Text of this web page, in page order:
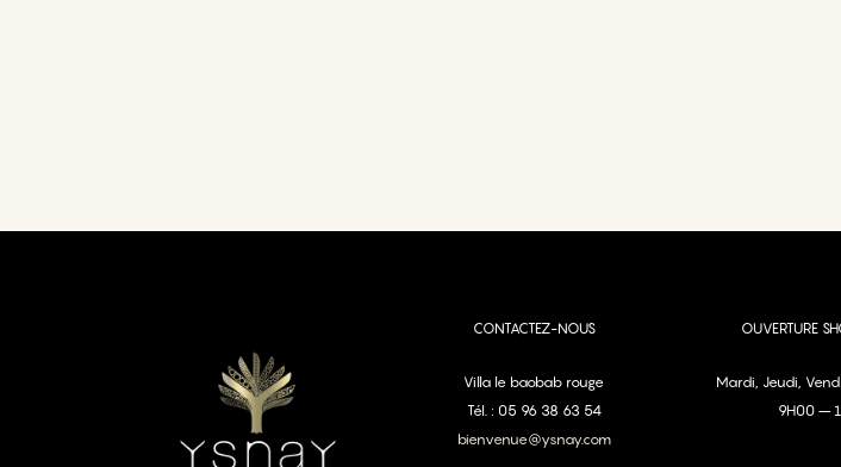
CONTACTEZ-NOUS
Villa le baobab rouge
Tél. : 05 96 38 63 54
bienvenue@ysnay.com
OUVERTURE
Mardi, Jeudi,
9H00 –